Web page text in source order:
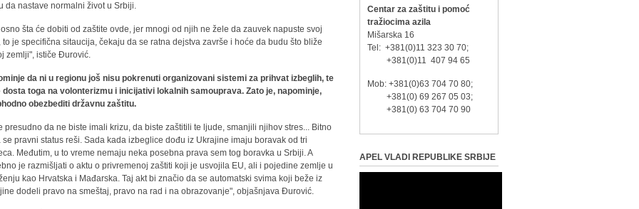
da nastave normalni život u Srbiji.
šta će dobiti od zaštite ovde, jer mnogi od njih ne žele da zauvek napuste svoj
to je specifična sitaucija, čekaju da se ratna dejstva završe i hoće da budu što bliže
zemlji", ističe Đurović.
da ni u regionu još nisu pokrenuti organizovani sistemi za prihvat izbeglih, te
dosta toga na volonterizmu i inicijativi lokalnih samouprava. Zato je, napominje,
obezbediti državnu zaštitu.
presudno da ne biste imali krizu, da biste zaštitili te ljude, smanjili njihov stres... Bitno
se pravni status reši. Sada kada izbeglice dođu iz Ukrajine imaju boravak od tri
Međutim, u to vreme nemaju neka posebna prava sem tog boravka u Srbiji. A
je razmišljati o aktu o privremenoj zaštiti koji je usvojila EU, ali i pojedine zemlje u
kao Hrvatska i Mađarska. Taj akt bi značio da se automatski svima koji beže iz
dodeli pravo na smeštaj, pravo na rad i na obrazovanje", objašnjava Đurović.
Centar za zaštitu i pomoć
tražiocima azila
Mišarska 16
Tel: +381(0)11 323 30 70;
+381(0)11 407 94 65
Mob: +381(0)63 704 70 80;
+381(0) 69 267 05 03;
+381(0) 63 704 70 90
APEL VLADI REPUBLIKE SRBIJE